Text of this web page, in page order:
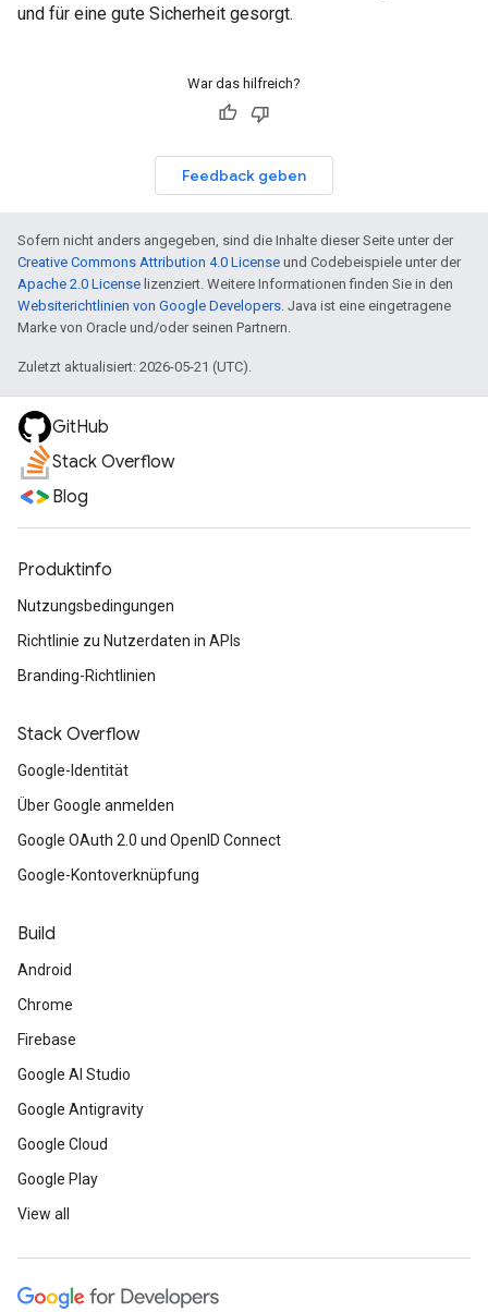
und für eine gute Sicherheit gesorgt.
War das hilfreich?
Feedback geben
Sofern nicht anders angegeben, sind die Inhalte dieser Seite unter der
Creative Commons Attribution 4.0 License und Codebeispiele unter der
Apache 2.0 License lizenziert. Weitere Informationen finden Sie in den
Websiterichtlinien von Google Developers. Java ist eine eingetragene
Marke von Oracle und/oder seinen Partnern.
Zuletzt aktualisiert: 2026-05-21 (UTC).
GitHub
Stack Overflow
Blog
Produktinfo
Nutzungsbedingungen
Richtlinie zu Nutzerdaten in APIs
Branding-Richtlinien
Stack Overflow
Google-Identität
Über Google anmelden
Google OAuth 2.0 und OpenID Connect
Google-Kontoverknüpfung
Build
Android
Chrome
Firebase
Google AI Studio
Google Antigravity
Google Cloud
Google Play
View all